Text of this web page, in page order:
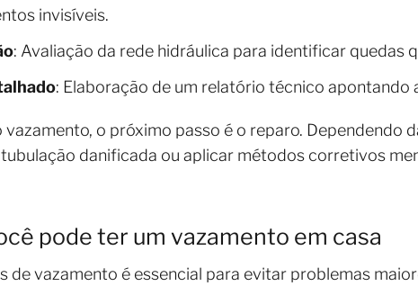
invisíveis.
: Avaliação da rede hidráulica para identificar quedas
: Elaboração de um relatório técnico apontando
vazamento, o próximo passo é o reparo. Dependendo
danificada ou aplicar métodos corretivos
pode ter um vazamento em casa
de vazamento é essencial para evitar problemas